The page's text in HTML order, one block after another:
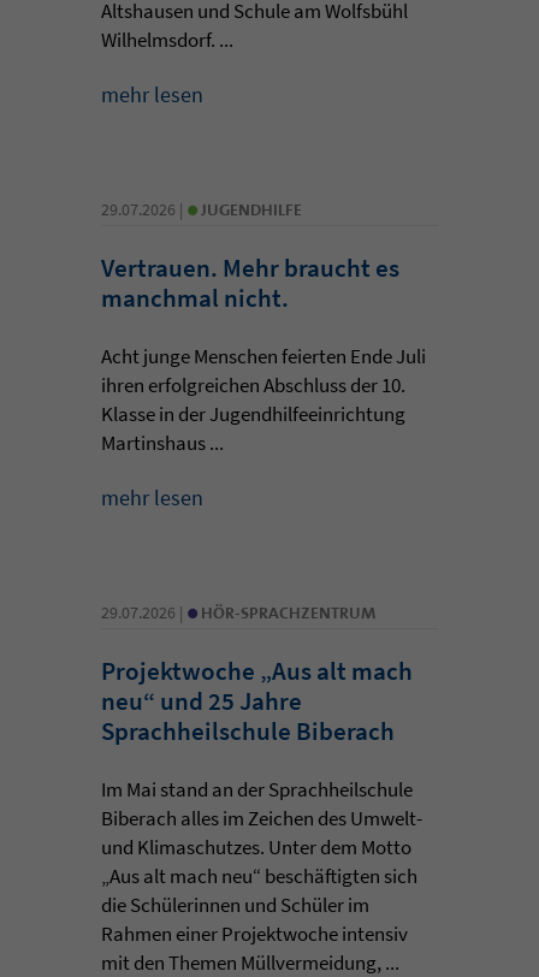
Altshausen und Schule am Wolfsbühl
Wilhelmsdorf. ...
mehr lesen
29.07.2026 | • JUGENDHILFE
Vertrauen. Mehr braucht es
manchmal nicht.
Acht junge Menschen feierten Ende Juli
ihren erfolgreichen Abschluss der 10.
Klasse in der Jugendhilfeeinrichtung
Martinshaus ...
mehr lesen
29.07.2026 | • HÖR-SPRACHZENTRUM
Projektwoche „Aus alt mach
neu“ und 25 Jahre
Sprachheilschule Biberach
Im Mai stand an der Sprachheilschule
Biberach alles im Zeichen des Umwelt-
und Klimaschutzes. Unter dem Motto
„Aus alt mach neu“ beschäftigten sich
die Schülerinnen und Schüler im
Rahmen einer Projektwoche intensiv
mit den Themen Müllvermeidung, ...